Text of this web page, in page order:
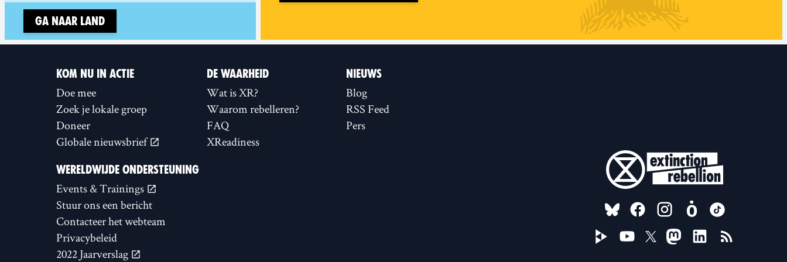
Ga naar land
KOM NU IN ACTIE
Doe mee
Zoek je lokale groep
Doneer
Globale nieuwsbrief
DE WAARHEID
Wat is XR?
Waarom rebelleren?
FAQ
XReadiness
NIEUWS
Blog
RSS Feed
Pers
WERELDWIJDE ONDERSTEUNING
Events & Trainings
Stuur ons een bericht
Contacteer het webteam
Privacybeleid
2022 Jaarverslag
FOLLOW US ON